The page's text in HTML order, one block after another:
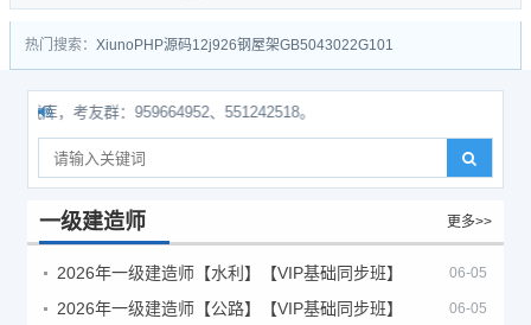
热门搜索： Xiuno PHP源码12j926钢屋架GB5043022G101
库，考友群：959664952、551242518。
一级建造师 更多>>
2026年一级建造师【水利】【VIP基础同步班】 06-05
2026年一级建造师【公路】【VIP基础同步班】 06-05